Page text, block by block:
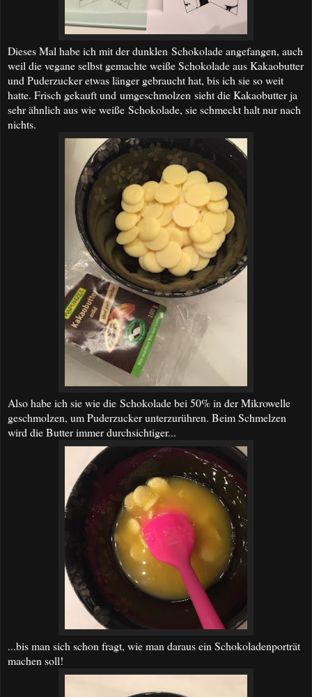
Dieses Mal habe ich mit der dunklen Schokolade angefangen, auch
weil die vegane selbst gemachte weiße Schokolade aus Kakaobutter
und Puderzucker etwas länger gebraucht hat, bis ich sie so weit
hatte. Frisch gekauft und umgeschmolzen sieht die Kakaobutter ja
sehr ähnlich aus wie weiße Schokolade, sie schmeckt halt nur nach
nichts.
Also habe ich sie wie die Schokolade bei 50% in der Mikrowelle
geschmolzen, um Puderzucker unterzurühren. Beim Schmelzen
wird die Butter immer durchsichtiger...
...bis man sich schon fragt, wie man daraus ein Schokoladenporträt
machen soll!